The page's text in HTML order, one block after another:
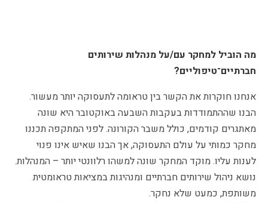
מה הוביל למחקר עם/על מנהלות שירותים
חברתיים־טיפוליים?
אנחנו חוקרות את הקשר בין טראומה לתעסוקה יותר מעשור.
הבנו שההתמודדות בעקבות השבעה באוקטובר היא שונה
מאתגרים קודמים, כולל משבר הקורונה. לפני המתקפה תכננו
מחקר כמותי על עולם התעסוקה, אך הבנו שאיש אינו פנוי
לענות עליו. מוקד המחקר שונה למשהו רלוונטי יותר – המנהלות.
נושא ניהול שירותים חברתיים ומנהיגות במציאות טראומטית
משותפת, כמעט שלא נחקר.